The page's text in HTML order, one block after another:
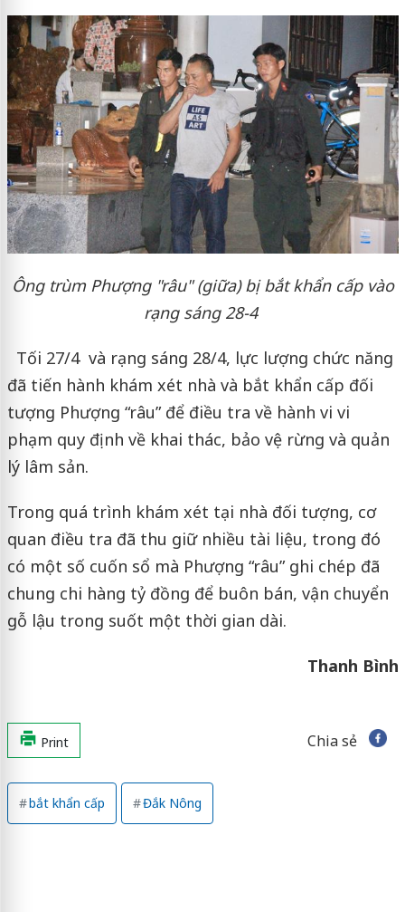
Ông trùm Phượng "râu" (giữa) bị bắt khẩn cấp vào
rạng sáng 28-4
Tối 27/4 và rạng sáng 28/4, lực lượng chức năng
đã tiến hành khám xét nhà và bắt khẩn cấp đối
tượng Phượng “râu” để điều tra về hành vi vi
phạm quy định về khai thác, bảo vệ rừng và quản
lý lâm sản.
Trong quá trình khám xét tại nhà đối tượng, cơ
quan điều tra đã thu giữ nhiều tài liệu, trong đó
có một số cuốn sổ mà Phượng “râu” ghi chép đã
chung chi hàng tỷ đồng để buôn bán, vận chuyển
gỗ lậu trong suốt một thời gian dài.
Thanh Bình
Print Chia sẻ
bắt khẩn cấp Đắk Nông